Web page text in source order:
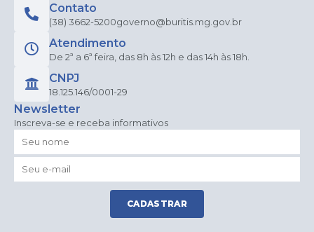
Contato
(38) 3662-5200governo@buritis.mg.gov.br
Atendimento
De 2ª a 6ª feira, das 8h às 12h e das 14h às 18h.
CNPJ
18.125.146/0001-29
Newsletter
Inscreva-se e receba informativos
CADASTRAR